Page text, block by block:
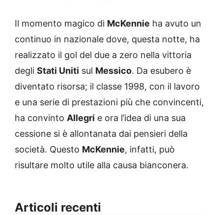
Il momento magico di McKennie ha avuto un
continuo in nazionale dove, questa notte, ha
realizzato il gol del due a zero nella vittoria
degli Stati Uniti sul Messico. Da esubero è
diventato risorsa; il classe 1998, con il lavoro
e una serie di prestazioni più che convincenti,
ha convinto Allegri e ora l’idea di una sua
cessione si è allontanata dai pensieri della
società. Questo McKennie, infatti, può
risultare molto utile alla causa bianconera.
Articoli recenti